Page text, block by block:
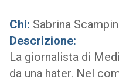
Chi: Sabrina
Descrizione:
La giornalista di
da una hater. Nel